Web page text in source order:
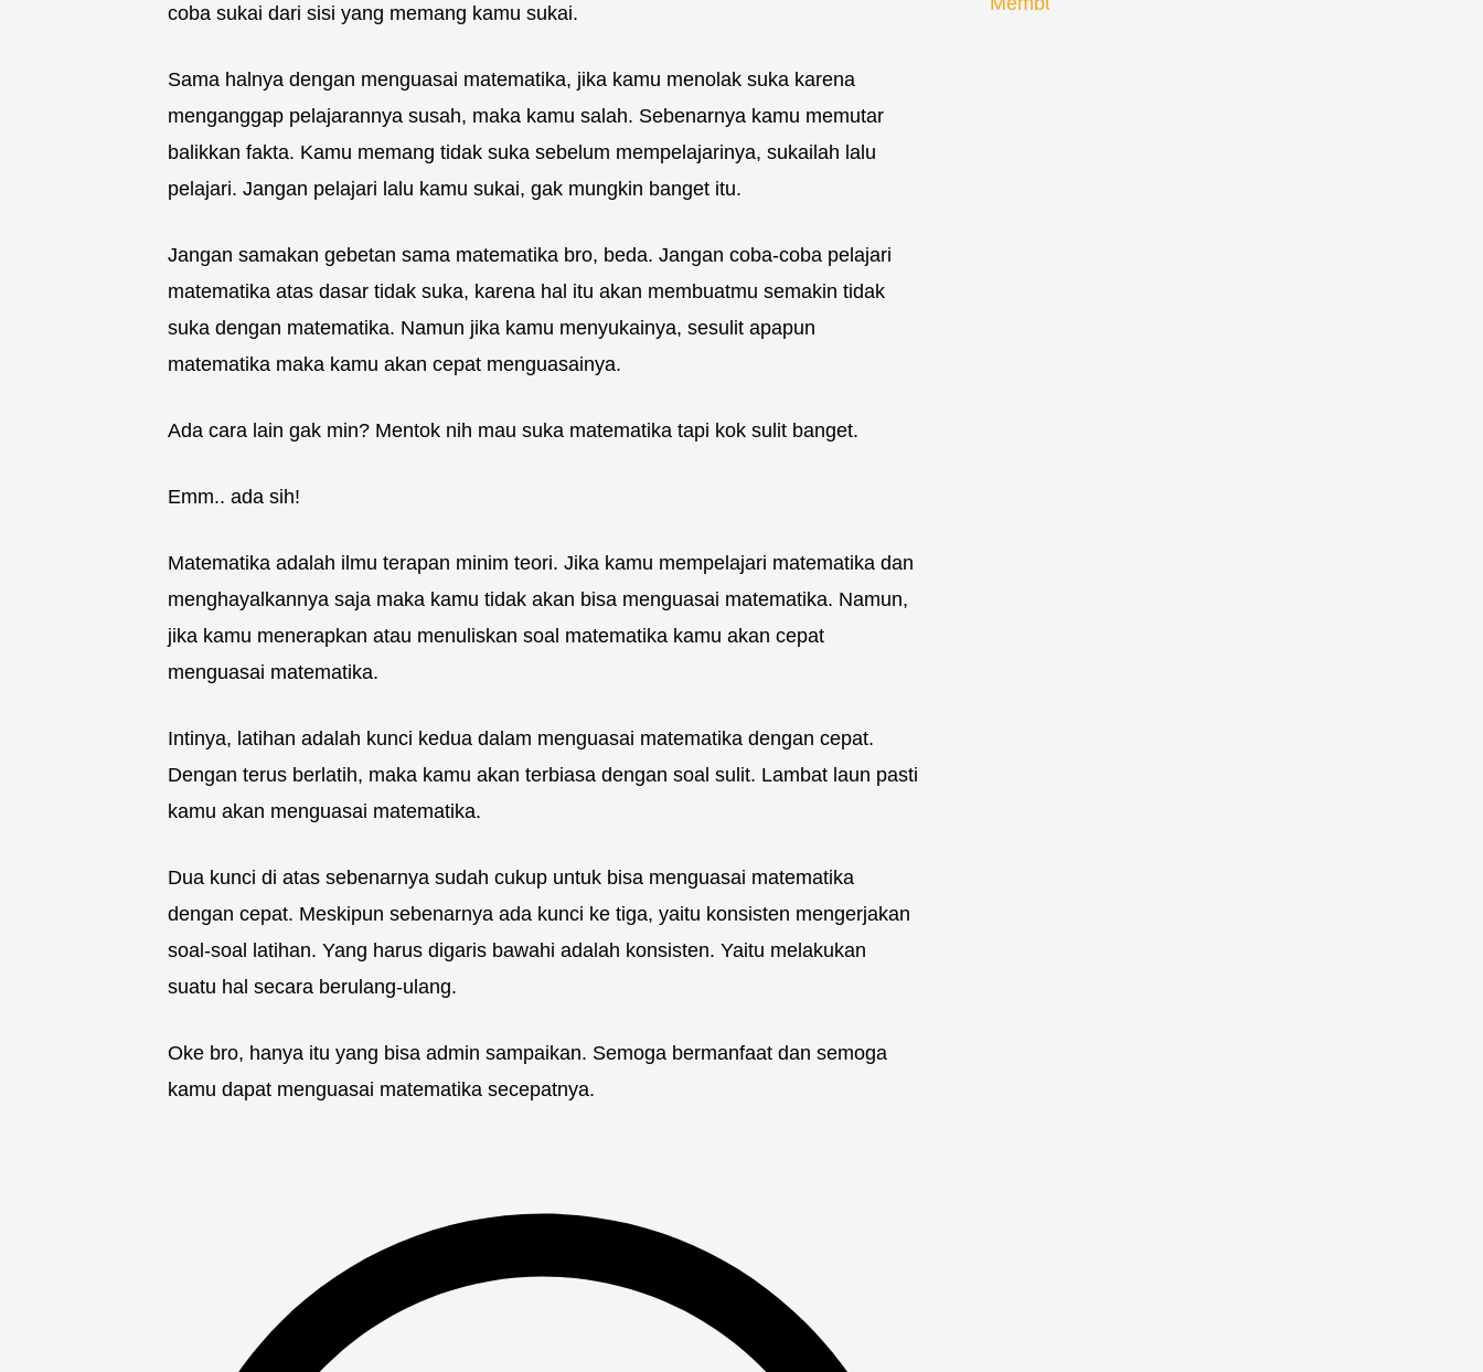
coba sukai dari sisi yang memang kamu sukai.
Sama halnya dengan menguasai matematika, jika kamu menolak suka karena
menganggap pelajarannya susah, maka kamu salah. Sebenarnya kamu memutar
balikkan fakta. Kamu memang tidak suka sebelum mempelajarinya, sukailah lalu
pelajari. Jangan pelajari lalu kamu sukai, gak mungkin banget itu.
Jangan samakan gebetan sama matematika bro, beda. Jangan coba-coba pelajari
matematika atas dasar tidak suka, karena hal itu akan membuatmu semakin tidak
suka dengan matematika. Namun jika kamu menyukainya, sesulit apapun
matematika maka kamu akan cepat menguasainya.
Ada cara lain gak min? Mentok nih mau suka matematika tapi kok sulit banget.
Emm.. ada sih!
Matematika adalah ilmu terapan minim teori. Jika kamu mempelajari matematika dan
menghayalkannya saja maka kamu tidak akan bisa menguasai matematika. Namun,
jika kamu menerapkan atau menuliskan soal matematika kamu akan cepat
menguasai matematika.
Intinya, latihan adalah kunci kedua dalam menguasai matematika dengan cepat.
Dengan terus berlatih, maka kamu akan terbiasa dengan soal sulit. Lambat laun pasti
kamu akan menguasai matematika.
Dua kunci di atas sebenarnya sudah cukup untuk bisa menguasai matematika
dengan cepat. Meskipun sebenarnya ada kunci ke tiga, yaitu konsisten mengerjakan
soal-soal latihan. Yang harus digaris bawahi adalah konsisten. Yaitu melakukan
suatu hal secara berulang-ulang.
Oke bro, hanya itu yang bisa admin sampaikan. Semoga bermanfaat dan semoga
kamu dapat menguasai matematika secepatnya.